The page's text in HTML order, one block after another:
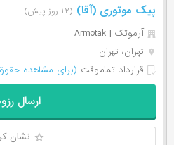
پیک موتوری (آقا) (۱۲ روز پیش)
آرموتک | Armotak
تهران، تهران
قرارداد تمام‌وقت (برای مشاهده
ارسال
نشان